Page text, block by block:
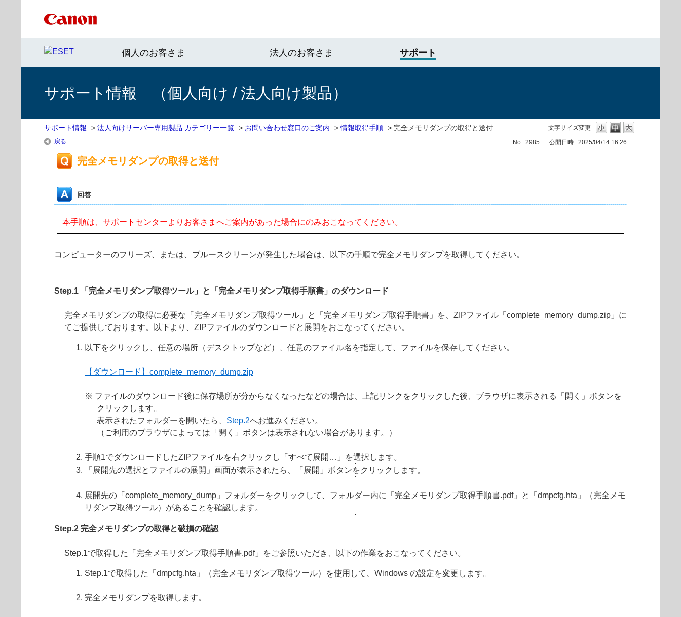
個人のお客さま 法人のお客さま サポート
サポート情報 （個人向け / 法人向け製品）
文字サイズ変更
サポート情報 > 法人向けサーバー専用製品 カテゴリー一覧 > お問い合わせ窓口のご案内 >情報取得手順 > 完全メモリダンプの取得と送付
戻る No : 2985 公開日時 : 2025/04/14 16:26
完全メモリダンプの取得と送付
回答
本手順は、サポートセンターよりお客さまへご案内があった場合にのみおこなってください。
コンピューターのフリーズ、または、ブルースクリーンが発生した場合は、以下の手順で完全メモリダンプを取得してください。
Step.1 「完全メモリダンプ取得ツール」と「完全メモリダンプ取得手順書」のダウンロード
完全メモリダンプの取得に必要な「完全メモリダンプ取得ツール」と「完全メモリダンプ取得手順書」を、ZIPファイル「complete_memory_dump.zip」に
てご提供しております。以下より、ZIPファイルのダウンロードと展開をおこなってください。
以下をクリックし、任意の場所（デスクトップなど）、任意のファイル名を指定して、ファイルを保存してください。
【ダウンロード】complete_memory_dump.zip
※ ファイルのダウンロード後に保存場所が分からなくなったなどの場合は、上記リンクをクリックした後、ブラウザに表示される「開く」ボタンを
クリックします。
表示されたフォルダーを開いたら、 Step.2へお進みください。
（ご利用のブラウザによっては「開く」ボタンは表示されない場合があります。）
手順1でダウンロードしたZIPファイルを右クリックし「すべて展開…」を選択します。
「展開先の選択とファイルの展開」画面が表示されたら、「展開」ボタンをクリックします。
展開先の「complete_memory_dump」フォルダーをクリックして、フォルダー内に「完全メモリダンプ取得手順書.pdf」と「dmpcfg.hta」（完全メモ
リダンプ取得ツール）があることを確認します。
Step.2 完全メモリダンプの取得と破損の確認
Step.1で取得した「完全メモリダンプ取得手順書.pdf」をご参照いただき、以下の作業をおこなってください。
Step.1で取得した「dmpcfg.hta」（完全メモリダンプ取得ツール）を使用して、Windows の設定を変更します。
完全メモリダンプを取得します。